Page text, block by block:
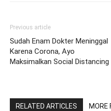
Previous article
Sudah Enam Dokter Meninggal
Karena Corona, Ayo
Maksimalkan Social Distancing
RELATED ARTICLES MORE